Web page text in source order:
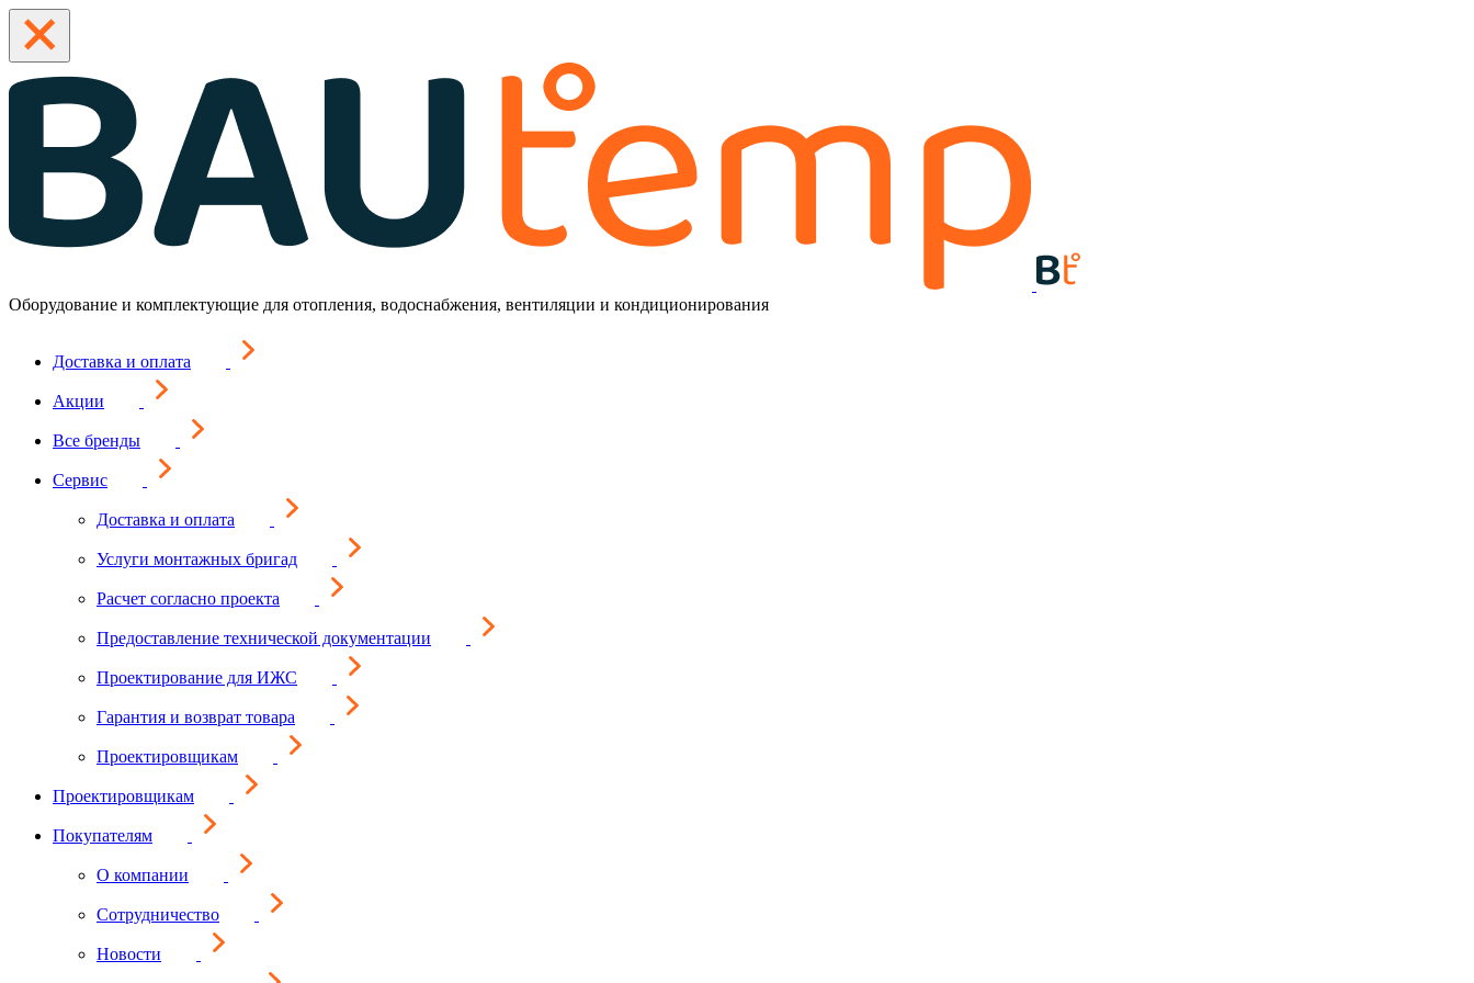
Оборудование и комплектующие для отопления, водоснабжения, вентиляции и кондиционирования
Доставка и оплата
Акции
Все бренды
Сервис
Доставка и оплата
Услуги монтажных бригад
Расчет согласно проекта
Предоставление технической документации
Проектирование для ИЖС
Гарантия и возврат товара
Проектировщикам
Проектировщикам
Покупателям
О компании
Сотрудничество
Новости